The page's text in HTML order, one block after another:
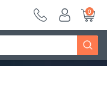
Дізнатись більше
0